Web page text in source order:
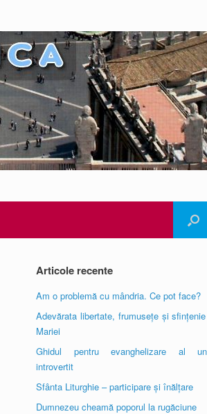
Articole recente
Am o problemă cu mândria. Ce pot face?
Adevărata libertate, frumusețe și
Mariei
Ghidul pentru evanghelizare al
introvertit
Sfânta Liturghie – participare și înălțare
Dumnezeu cheamă poporul la rugăciune